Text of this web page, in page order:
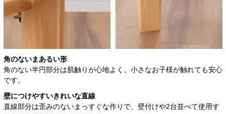
角のないまあるい形
角のない半円部分は肌触りが心地よく、小さなお子様が触れても安心
です。
壁につけやすいきれいな直線
直線部分は歪みのないまっすぐな作りで、壁付けや2台並べて使用す